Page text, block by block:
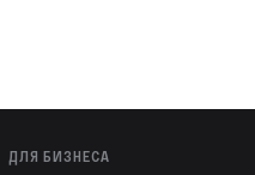
ДЛЯ БИЗНЕСА